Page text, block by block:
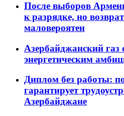
После выборов
к разрядке, но
маловероятен
Азербайджанский
энергетическим
Диплом без работы:
гарантирует
Азербайджане